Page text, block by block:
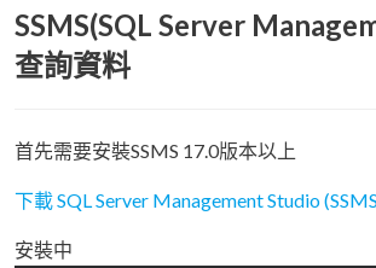
SSMS(SQL Server
查詢資料
首先需要安裝SSMS 17.0版本以上
下載 SQL Server Management Studio
安裝中